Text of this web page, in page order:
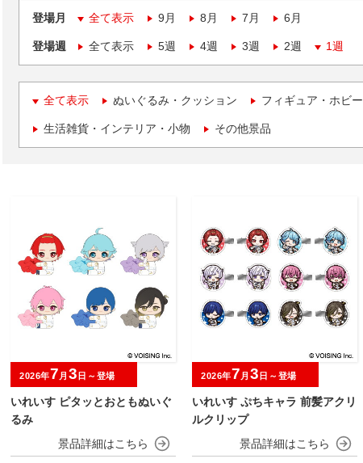
登場月 全て表示 9月 8月 7月 6月
登場週 全て表示 5週 4週 3週 2週 1週
全て表示 ぬいぐるみ・クッション フィギュア・ホビー
生活雑貨・インテリア・小物 その他景品
いれいす ピタッとおともぬいぐ
るみ
2026年7 月 3 日～登場
いれいす ぷちキャラ 前髪アクリ
ルクリップ
2026年7 月 3 日～登場